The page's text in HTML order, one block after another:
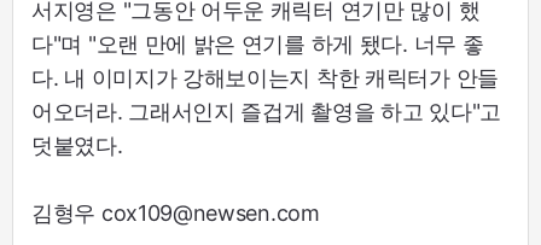
서지영은 "그동안 어두운 캐릭터 연기만 많이 했
다"며 "오랜 만에 밝은 연기를 하게 됐다. 너무 좋
다. 내 이미지가 강해보이는지 착한 캐릭터가 안들
어오더라. 그래서인지 즐겁게 촬영을 하고 있다"고
덧붙였다.
김형우 cox109@newsen.com